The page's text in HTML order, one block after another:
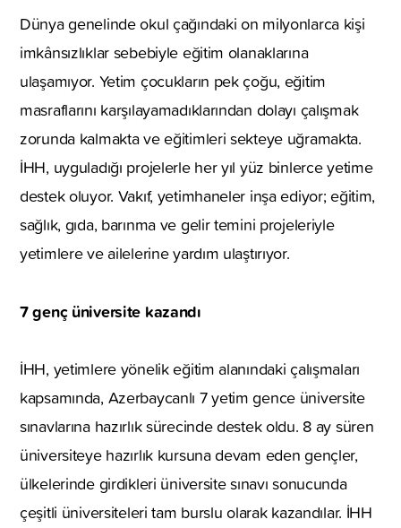
Dünya genelinde okul çağındaki on milyonlarca kişi
imkânsızlıklar sebebiyle eğitim olanaklarına
ulaşamıyor. Yetim çocukların pek çoğu, eğitim
masraflarını karşılayamadıklarından dolayı çalışmak
zorunda kalmakta ve eğitimleri sekteye uğramakta.
İHH, uyguladığı projelerle her yıl yüz binlerce yetime
destek oluyor. Vakıf, yetimhaneler inşa ediyor; eğitim,
sağlık, gıda, barınma ve gelir temini projeleriyle
yetimlere ve ailelerine yardım ulaştırıyor.
7 genç üniversite kazandı
İHH, yetimlere yönelik eğitim alanındaki çalışmaları
kapsamında, Azerbaycanlı 7 yetim gence üniversite
sınavlarına hazırlık sürecinde destek oldu. 8 ay süren
üniversiteye hazırlık kursuna devam eden gençler,
ülkelerinde girdikleri üniversite sınavı sonucunda
çeşitli üniversiteleri tam burslu olarak kazandılar. İHH